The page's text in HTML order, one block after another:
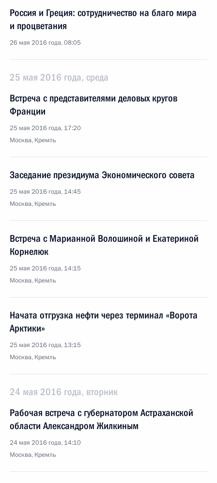
Россия и Греция: сотрудничество на благо мира
и процветания
26 мая 2016 года, 08:05
25 мая 2016 года, среда
Встреча с представителями деловых кругов
Франции
25 мая 2016 года, 17:20
Москва, Кремль
Заседание президиума Экономического совета
25 мая 2016 года, 14:45
Москва, Кремль
Встреча с Марианной Волошиной и Екатериной
Корнелюк
25 мая 2016 года, 14:15
Москва, Кремль
Начата отгрузка нефти через терминал «Ворота
Арктики»
25 мая 2016 года, 13:15
Москва, Кремль
24 мая 2016 года, вторник
Рабочая встреча с губернатором Астраханской
области Александром Жилкиным
24 мая 2016 года, 14:10
Москва, Кремль